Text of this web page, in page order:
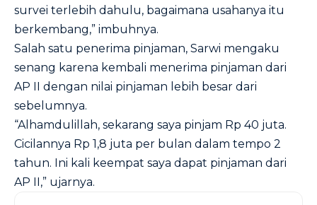
survei terlebih dahulu, bagaimana usahanya itu
berkembang,” imbuhnya.
Salah satu penerima pinjaman, Sarwi mengaku
senang karena kembali menerima pinjaman dari
AP II dengan nilai pinjaman lebih besar dari
sebelumnya.
“Alhamdulillah, sekarang saya pinjam Rp 40 juta.
Cicilannya Rp 1,8 juta per bulan dalam tempo 2
tahun. Ini kali keempat saya dapat pinjaman dari
AP II,” ujarnya.